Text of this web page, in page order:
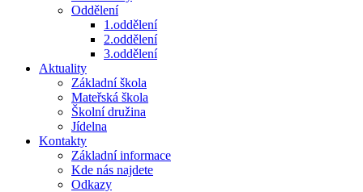
Oddělení
1.oddělení
2.oddělení
3.oddělení
Aktuality
Základní škola
Mateřská škola
Školní družina
Jídelna
Kontakty
Základní informace
Kde nás najdete
Odkazy